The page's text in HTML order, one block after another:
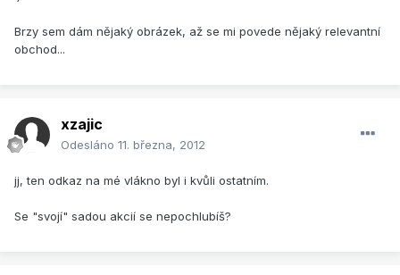
Brzy sem dám nějaký obrázek, až se mi povede nějaký relevantní
obchod...
xzajic
Odesláno 11. března, 2012
jj, ten odkaz na mé vlákno byl i kvůli ostatním.
Se "svojí" sadou akcií se nepochlubíš?